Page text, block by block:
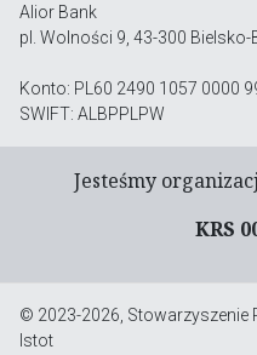
Alior Bank
pl. Wolności 9, 43-300 Bielsko-
Konto: PL60 2490 1057 0000
SWIFT: ALBPPLPW
Jesteśmy
KRS
© 2023-2026, Stowarzyszenie
Istot